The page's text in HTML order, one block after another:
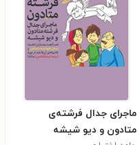
ماجرای جدال فرشته‌ی
متادون و دیو شیشه